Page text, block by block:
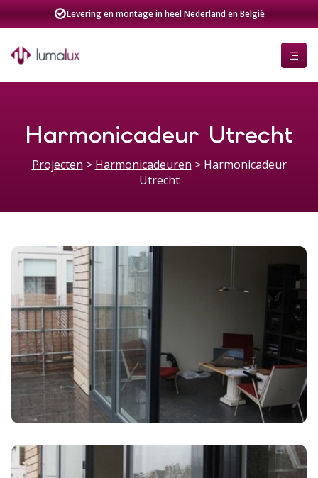
Levering en montage in heel Nederland en België
Harmonicadeur Utrecht
Projecten > Harmonicadeuren > Harmonicadeur
Utrecht